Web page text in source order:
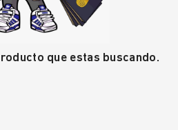
que estas buscando.